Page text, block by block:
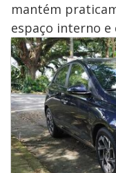
mantém
espaço interno